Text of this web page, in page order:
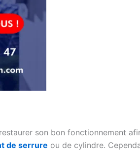
son bon fonctionnement
de serrure ou de cylindre.